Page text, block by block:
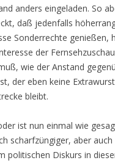
anders eingeladen. So
daß jedenfalls
Sonderrechte genießen,
der
wie der Anstand
der eben keine
bleibt.
ist nun einmal wie
scharfzüngiger, aber
politischen Diskurs in